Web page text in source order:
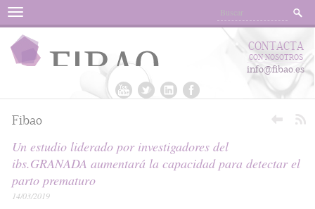
Menu
CONTACTA
CON NOSOTROS
info@fibao.es
Fibao
Un estudio liderado por investigadores del
ibs.GRANADA aumentará la capacidad para detectar el
parto prematuro
14/03/2019